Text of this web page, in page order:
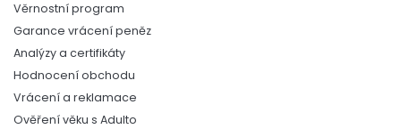
Věrnostní program
Garance vrácení peněz
Analýzy a certifikáty
Hodnocení obchodu
Vrácení a reklamace
Ověření věku s Adulto